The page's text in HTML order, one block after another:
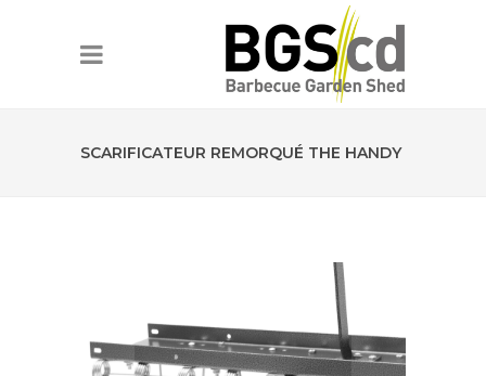
SCARIFICATEUR REMORQUÉ THE HANDY